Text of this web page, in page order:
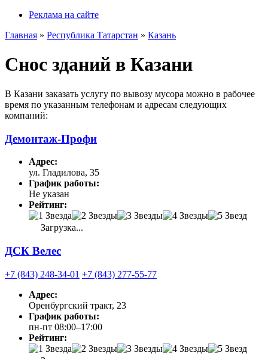
Реклама на сайте
Главная » Республика Татарстан » Казань
Снос зданий в Казани
В Казани заказать услугу по вывозу мусора можно в рабочее
время по указанным телефонам и адресам следующих
компаний:
Демонтаж-Профи
Адрес:
ул. Гладилова, 35
График работы:
Не указан
Рейтинг:
Загрузка...
ДСК Велес
+7 (843) 248-34-01 +7 (843) 277-55-77
Адрес:
Оренбургский тракт, 23
График работы:
пн-пт 08:00–17:00
Рейтинг: